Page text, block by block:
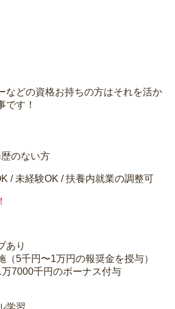
などの資格お持ちの方はそれを活か
です！
のない方
/ 未経験OK / 扶養内就業の調整可
あり
（5千円〜1万円の報奨金を授与）
万7000千円のボーナス付与